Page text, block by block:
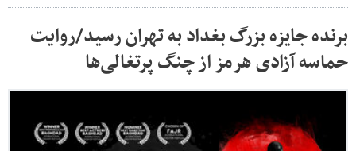
برنده جایزه بزرگ بغداد به تهران رسید/روایت
حماسه آزادی هرمز از چنگ پرتغالی‌ها